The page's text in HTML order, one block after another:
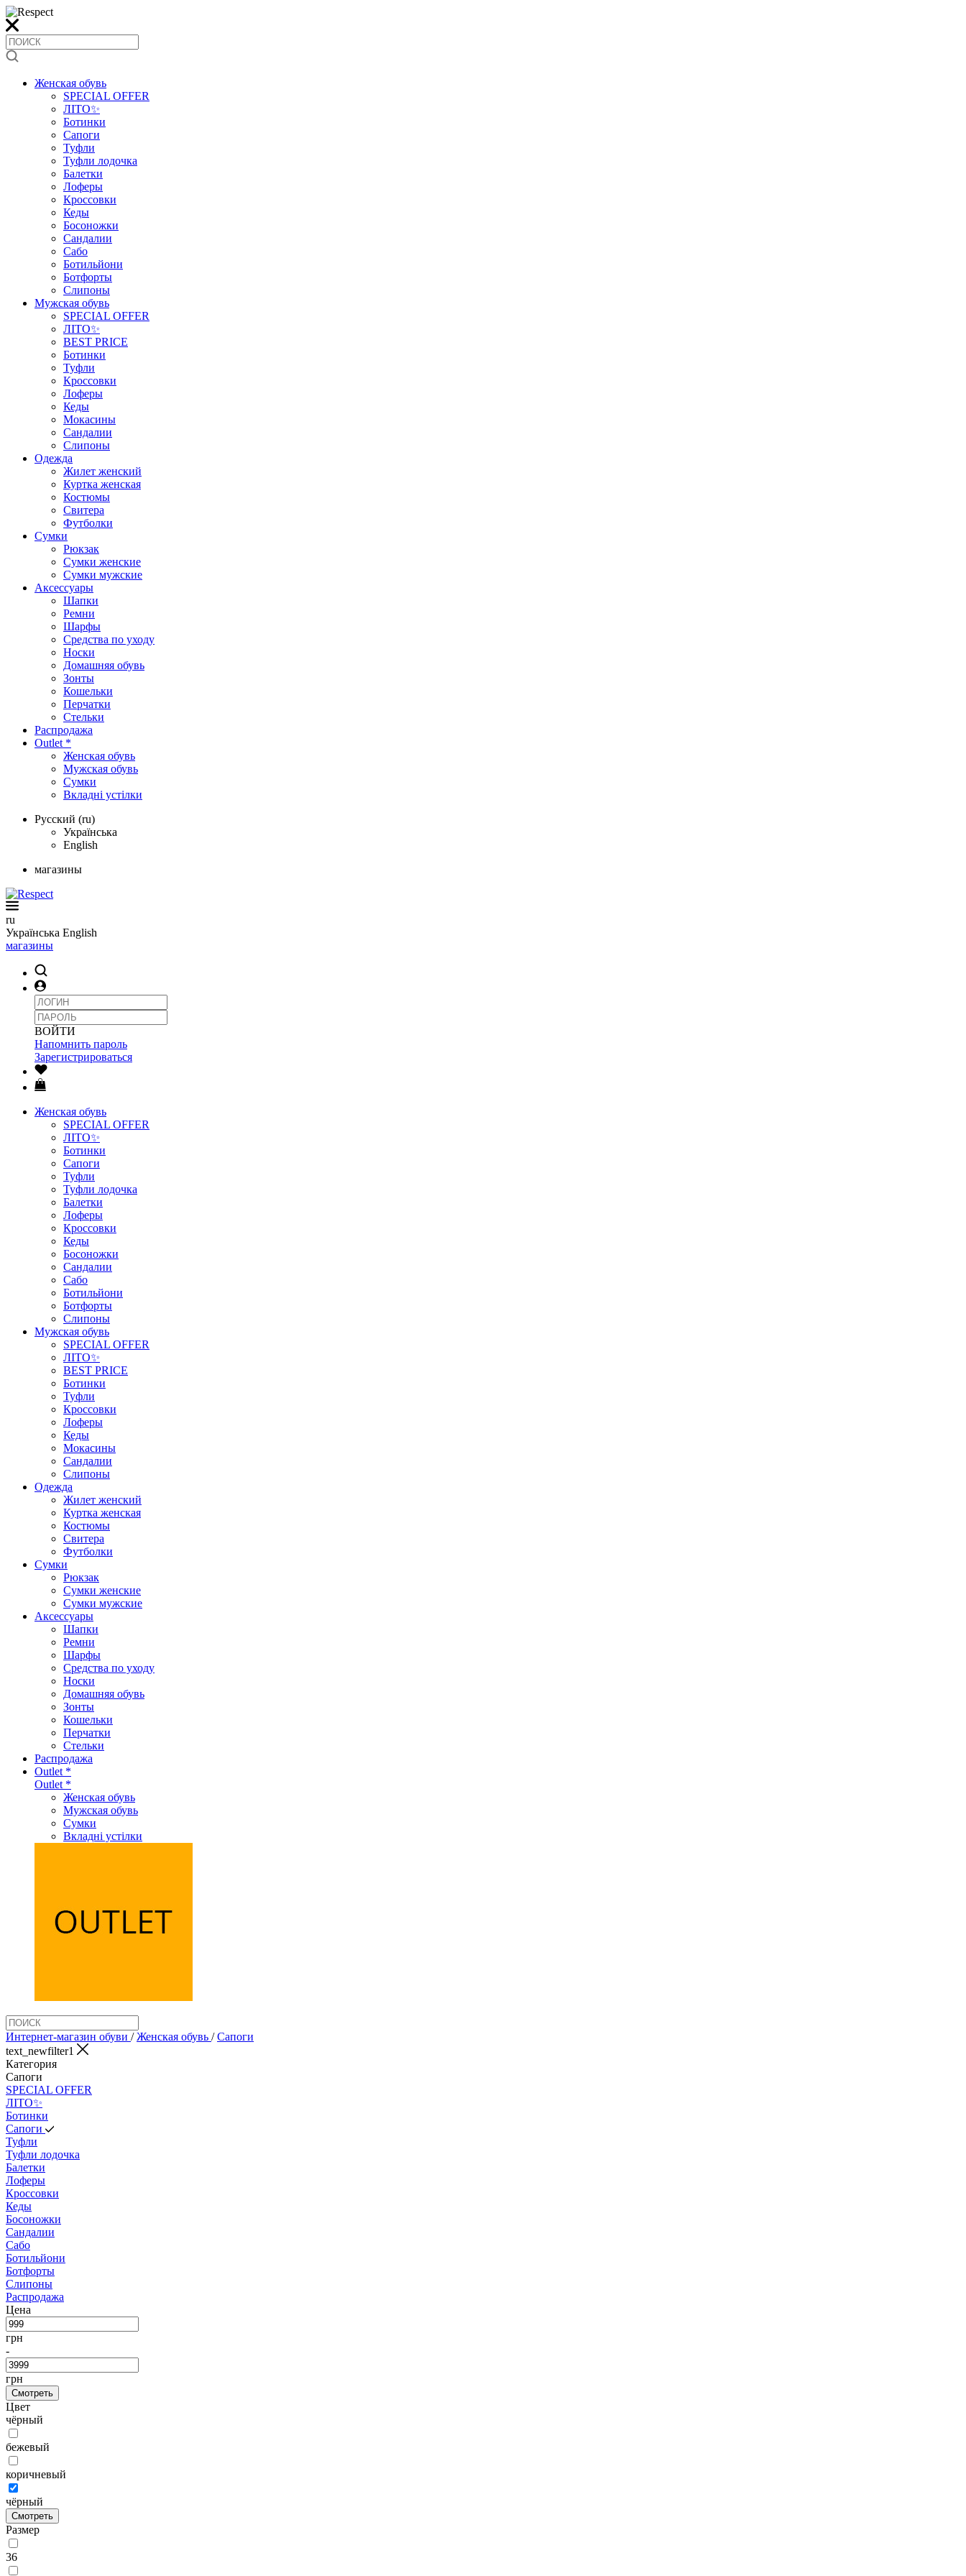
Женская обувь
SPECIAL OFFER
ЛІТО✨
Ботинки
Сапоги
Туфли
Туфли лодочка
Балетки
Лоферы
Кроссовки
Кеды
Босоножки
Сандалии
Сабо
Ботильйони
Ботфорты
Слипоны
Мужская обувь
SPECIAL OFFER
ЛІТО✨
BEST PRICE
Ботинки
Туфли
Кроссовки
Лоферы
Кеды
Мокасины
Сандалии
Слипоны
Одежда
Жилет женский
Куртка женская
Костюмы
Свитера
Футболки
Сумки
Рюкзак
Сумки женские
Сумки мужские
Аксеcсуары
Шапки
Ремни
Шарфы
Средства по уходу
Носки
Домашняя обувь
Зонты
Кошельки
Перчатки
Стельки
Распродажа
Outlet *
Женская обувь
Мужская обувь
Сумки
Вкладні устілки
Русский (ru)
Українська
English
магазины
ru
Українська English
магазины
ВОЙТИ
Напомнить пароль
Зарегистрироваться
Женская обувь
SPECIAL OFFER
ЛІТО✨
Ботинки
Сапоги
Туфли
Туфли лодочка
Балетки
Лоферы
Кроссовки
Кеды
Босоножки
Сандалии
Сабо
Ботильйони
Ботфорты
Слипоны
Мужская обувь
SPECIAL OFFER
ЛІТО✨
BEST PRICE
Ботинки
Туфли
Кроссовки
Лоферы
Кеды
Мокасины
Сандалии
Слипоны
Одежда
Жилет женский
Куртка женская
Костюмы
Свитера
Футболки
Сумки
Рюкзак
Сумки женские
Сумки мужские
Аксеcсуары
Шапки
Ремни
Шарфы
Средства по уходу
Носки
Домашняя обувь
Зонты
Кошельки
Перчатки
Стельки
Распродажа
Outlet *
Outlet *
Женская обувь
Мужская обувь
Сумки
Вкладні устілки
Интернет-магазин обуви /Женская обувь /Сапоги
text_newfilter1
Категория
Сапоги
SPECIAL OFFER
ЛІТО✨
Ботинки
Сапоги
Туфли
Туфли лодочка
Балетки
Лоферы
Кроссовки
Кеды
Босоножки
Сандалии
Сабо
Ботильйони
Ботфорты
Слипоны
Распродажа
Цена
грн
-
грн
Смотреть
Цвет
чёрный
бежевый
коричневый
чёрный
Смотреть
Размер
36